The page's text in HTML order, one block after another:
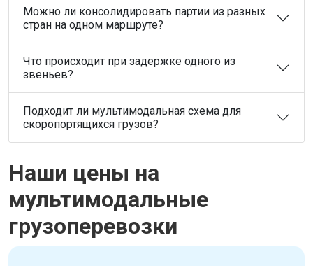
Можно ли консолидировать партии из разных
стран на одном маршруте?
Что происходит при задержке одного из
звеньев?
Подходит ли мультимодальная схема для
скоропортящихся грузов?
Наши цены на
мультимодальные
грузоперевозки